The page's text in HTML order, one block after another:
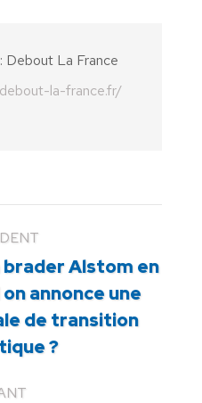
Debout La France
la-france.fr/
Alstom en
annonce une
de transition
?